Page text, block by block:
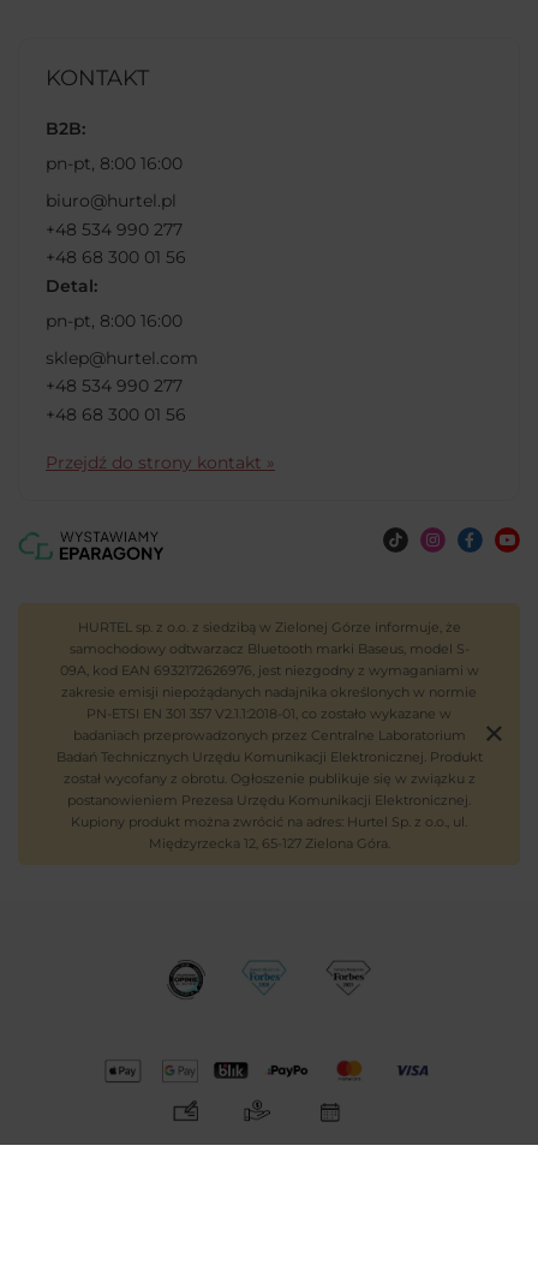
KONTAKT
B2B:
pn-pt, 8:00 16:00
biuro@hurtel.pl
+48 534 990 277
+48 68 300 01 56
Detal:
pn-pt, 8:00 16:00
sklep@hurtel.com
+48 534 990 277
+48 68 300 01 56
Przejdź do strony kontakt »
HURTEL sp. z o.o. z siedzibą w Zielonej Górze informuje, że
samochodowy odtwarzacz Bluetooth marki Baseus, model S-
09A, kod EAN 6932172626976, jest niezgodny z wymaganiami w
zakresie emisji niepożądanych nadajnika określonych w normie
PN-ETSI EN 301 357 V2.1.1:2018-01, co zostało wykazane w
badaniach przeprowadzonych przez Centralne Laboratorium
Badań Technicznych Urzędu Komunikacji Elektronicznej. Produkt
został wycofany z obrotu. Ogłoszenie publikuje się w związku z
postanowieniem Prezesa Urzędu Komunikacji Elektronicznej.
Kupiony produkt można zwrócić na adres: Hurtel Sp. z o.o., ul.
Międzyrzecka 12, 65-127 Zielona Góra.